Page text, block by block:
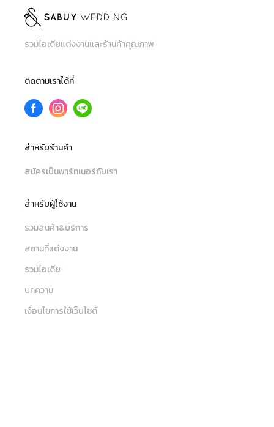
รวมไอเดียแต่งงานและร้านค้าคุณภาพ
ติดตามเราได้ที่
สำหรับร้านค้า
สมัครเป็นพาร์ทเนอร์กับเรา
สำหรับผู้ใช้งาน
รวมสินค้า&บริการ
สถานที่แต่งงาน
รวมไอเดีย
บทความ
เงื่อนไขการใช้เว็บไซต์